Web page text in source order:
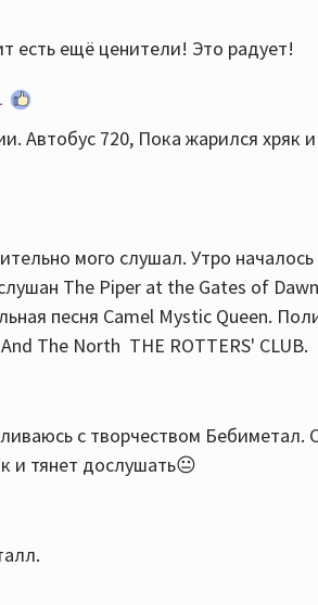
есть ещё ценители! Это радует!
Автобус 720, Пока жарился хряк
мого слушал. Утро
The Piper at the Gates of
песня Camel Mystic Queen.
The North THE ROTTERS' CLUB.
с творчеством Бебиметал.
и тянет дослушать😐